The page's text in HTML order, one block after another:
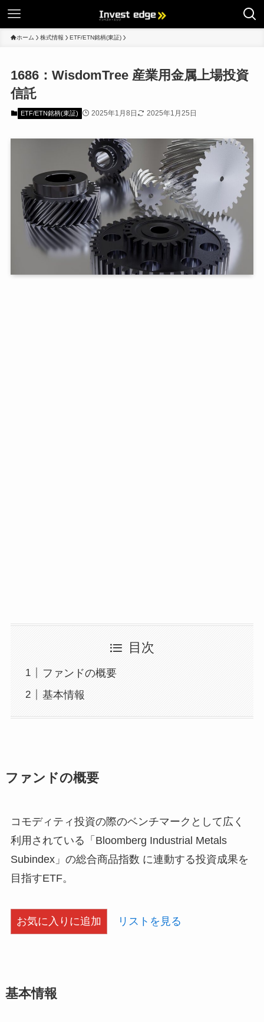
ホーム 株式情報 ETF/ETN銘柄(東証)
1686：WisdomTree 産業用金属上場投資
信託
ETF/ETN銘柄(東証) 2025年1月8日 2025年1月25日
目次
ファンドの概要
基本情報
ファンドの概要
コモディティ投資の際のベンチマークとして広く
利用されている「Bloomberg Industrial Metals
Subindex」の総合商品指数 に連動する投資成果を
目指すETF。
お気に入りに追加 リストを見る
基本情報